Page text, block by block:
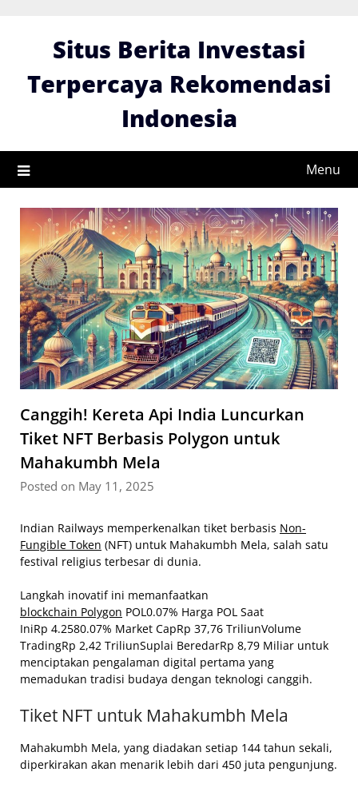
Situs Berita Investasi
Terpercaya Rekomendasi
Indonesia
Menu
Canggih! Kereta Api India Luncurkan
Tiket NFT Berbasis Polygon untuk
Mahakumbh Mela
Posted on May 11, 2025
Indian Railways memperkenalkan tiket berbasis Non-
Fungible Token (NFT) untuk Mahakumbh Mela, salah satu
festival religius terbesar di dunia.
Langkah inovatif ini memanfaatkan
blockchain Polygon POL0.07% Harga POL Saat
IniRp 4.2580.07% Market CapRp 37,76 TriliunVolume
TradingRp 2,42 TriliunSuplai BeredarRp 8,79 Miliar untuk
menciptakan pengalaman digital pertama yang
memadukan tradisi budaya dengan teknologi canggih.
Tiket NFT untuk Mahakumbh Mela
Mahakumbh Mela, yang diadakan setiap 144 tahun sekali,
diperkirakan akan menarik lebih dari 450 juta pengunjung.